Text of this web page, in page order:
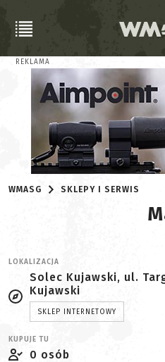
REKLAMA
WMASG SKLEPY I SERWIS
LOKALIZACJA
Solec Kujawski, ul.
Kujawski
SKLEP INTERNETOWY
KUPUJE TU
0 osób